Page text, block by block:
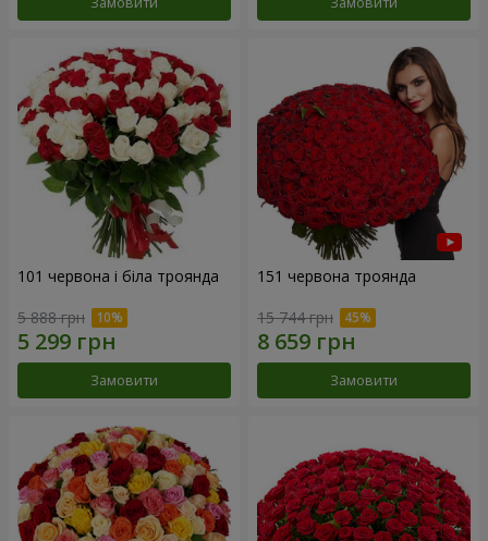
101 червона і біла троянда
5 888 грн
Замовити
151 червона троянда
15 744 грн
Замовити